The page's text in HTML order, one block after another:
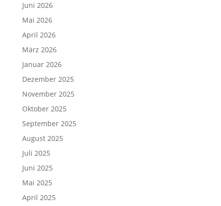
Juni 2026
Mai 2026
April 2026
März 2026
Januar 2026
Dezember 2025
November 2025
Oktober 2025
September 2025
August 2025
Juli 2025
Juni 2025
Mai 2025
April 2025